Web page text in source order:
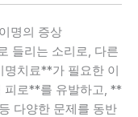
명의 증상
들리는 소리로, 다른
치료**가 필요한 이
피로**를 유발하고, **
다양한 문제를 동반